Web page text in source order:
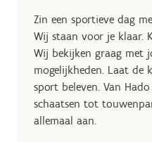
Zin een sportieve dag
Wij staan voor je klaar.
Wij bekijken graag met
mogelijkheden. Laat de
sport beleven. Van
schaatsen tot
allemaal aan.